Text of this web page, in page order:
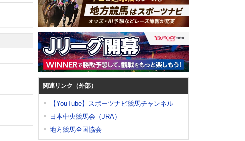
関連リンク（外部）
【YouTube】スポーツナビ競馬チャンネル
日本中央競馬会（JRA）
地方競馬全国協会